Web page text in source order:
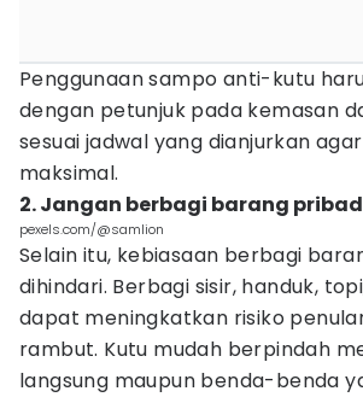
Penggunaan sampo anti-kutu
dengan petunjuk pada kemasan
sesuai jadwal yang dianjurkan
maksimal.
2. Jangan berbagi barang
pexels.com/@samlion
Selain itu, kebiasaan berbagi
dihindari. Berbagi sisir, handuk,
dapat meningkatkan risiko
rambut. Kutu mudah berpindah
langsung maupun benda-benda